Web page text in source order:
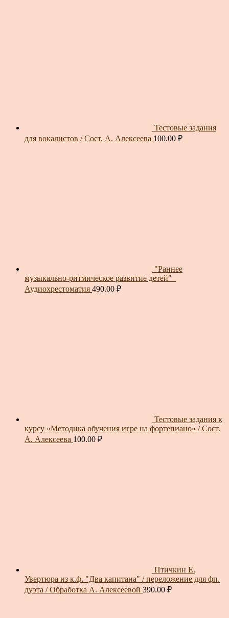
Тестовые задания
для вокалистов / Сост. А. Алексеева 100.00 ₽
"Раннее
музыкально-ритмическое развитие детей"_
Аудиохрестоматия 490.00 ₽
Тестовые задания к
курсу «Методика обучения игре на фортепиано» / Сост.
А. Алексеева 100.00 ₽
Птичкин Е.
Увертюра из к.ф. "Два капитана" / переложение для фп.
дуэта / Обработка А. Алексеевой 390.00 ₽